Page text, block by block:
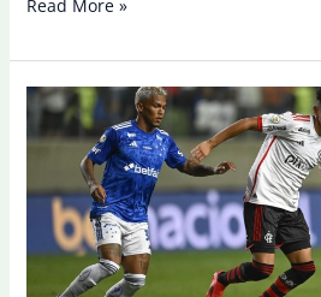
perde
pênalti
Flamengo
empata
com
Atlético-
Read More »